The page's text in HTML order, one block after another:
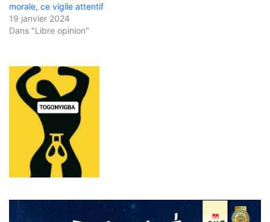
morale, ce vigile attentif
19 janvier 2024
Dans "Libre opinion"